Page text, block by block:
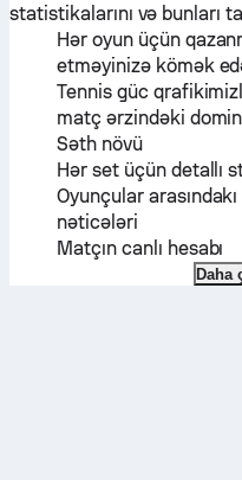
statistikalarını və bunları
Hər oyun üçün
etməyinizə kömək
Tennis güc
matç ərzindəki
Səth növü
Hər set üçün detallı
Oyunçular
nəticələri
Matçın canlı hesabı
Daha